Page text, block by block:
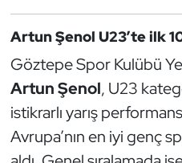
Artun Şenol U23’te ilk
Göztepe Spor Kulübü
Artun Şenol, U23
istikrarlı yarış
Avrupa’nın en iyi genç
Golf
Güreş
Halter
Hava Sporları